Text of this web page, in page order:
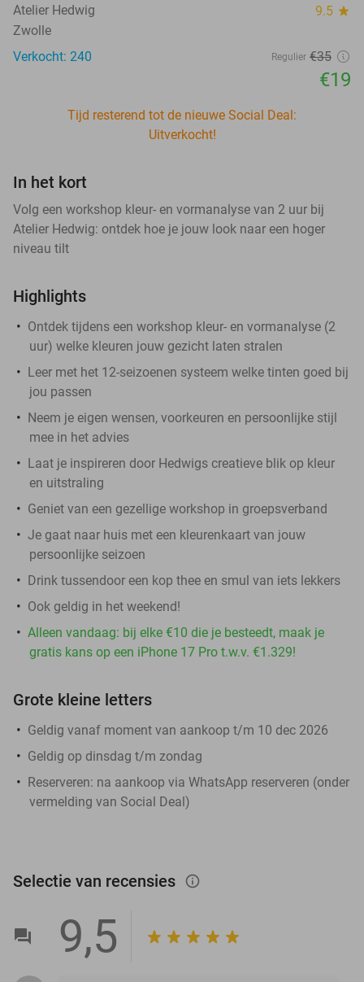
Atelier Hedwig 9.5 star
Zwolle
Verkocht: 240
Regulier €35
€19
Tijd resterend tot de nieuwe Social Deal:
Uitverkocht!
In het kort
Volg een workshop kleur- en vormanalyse van 2 uur bij
Atelier Hedwig: ontdek hoe je jouw look naar een hoger
niveau tilt
Highlights
Ontdek tijdens een workshop kleur- en vormanalyse (2
uur) welke kleuren jouw gezicht laten stralen
Leer met het 12-seizoenen systeem welke tinten goed bij
jou passen
Neem je eigen wensen, voorkeuren en persoonlijke stijl
mee in het advies
Laat je inspireren door Hedwigs creatieve blik op kleur
en uitstraling
Geniet van een gezellige workshop in groepsverband
Je gaat naar huis met een kleurenkaart van jouw
persoonlijke seizoen
Drink tussendoor een kop thee en smul van iets lekkers
Ook geldig in het weekend!
Alleen vandaag: bij elke €10 die je besteedt, maak je
gratis kans op een iPhone 17 Pro t.w.v. €1.329!
Grote kleine letters
Geldig vanaf moment van aankoop t/m 10 dec 2026
Geldig op dinsdag t/m zondag
Reserveren: na aankoop via WhatsApp reserveren (onder
vermelding van Social Deal)
Selectie van recensies info_outlined
9,5